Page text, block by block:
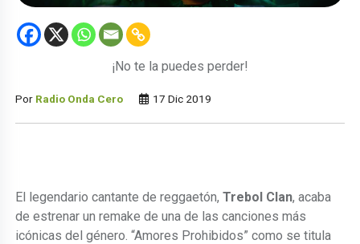
¡No te la puedes perder!
Por Radio Onda Cero 17 Dic 2019
El legendario cantante de reggaetón,Trebol Clan, acaba
de estrenar un remake de una de las canciones más
icónicas del género. “Amores Prohibidos” como se titula